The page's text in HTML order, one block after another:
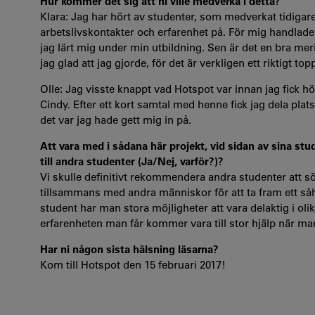
Klara: Jag har hört av studenter, som medverkat
arbetslivskontakter och erfarenhet på. För mig
jag lärt mig under min utbildning. Sen är det en bra
jag glad att jag gjorde, för det är verkligen ett riktigt
Olle: Jag visste knappt vad Hotspot var innan jag fick
Cindy. Efter ett kort samtal med henne fick jag dela
det var jag hade gett mig in på.
Att vara med i sådana här projekt, vid sidan av sina
till andra studenter (Ja/Nej, varför?)?
Vi skulle definitivt rekommendera andra studenter att
tillsammans med andra människor för att ta fram ett
student har man stora möjligheter att vara delaktig i
erfarenheten man får kommer vara till stor hjälp när
Har ni någon sista hälsning läsarna?
Kom till Hotspot den 15 februari 2017!